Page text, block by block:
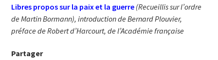
Libres propos sur la paix et la guerre (Recueillis sur l’ordre
de Martin Bormann), introduction de Bernard Plouvier,
préface de Robert d’Harcourt, de l’Académie française
Partager